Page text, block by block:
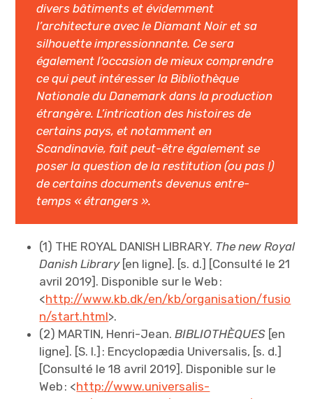
divers bâtiments et évidemment
l’architecture avec le Diamant Noir et sa
silhouette impressionnante. Ce sera
également l’occasion de mieux comprendre
ce qui peut intéresser la Bibliothèque
Nationale du Danemark dans la production
étrangère. L’intrication des histoires de
certains pays, et notamment en
Scandinavie, fait peut-être également se
poser la question de la restitution (ou pas !)
de certains documents devenus entre-
temps « étrangers ».
(1) THE ROYAL DANISH LIBRARY. The new Royal
Danish Library[en ligne]. [s. d.] [Consulté le 21
avril 2019]. Disponible sur le Web :
<http://www.kb.dk/en/kb/organisation/fusio
n/start.html>.
(2) MARTIN, Henri-Jean.BIBLIOTHÈQUES [en
ligne]. [S. l.] : Encyclopædia Universalis, [s. d.]
[Consulté le 18 avril 2019]. Disponible sur le
Web : <http://www.universalis-